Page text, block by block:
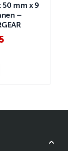
mm x 9
–